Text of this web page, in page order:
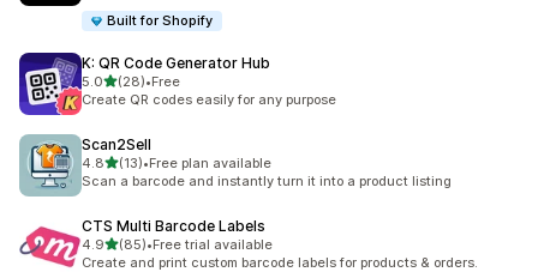
Built for Shopify
K: QR Code Generator Hub
5.0별 5개 중
(28)
총 리뷰 28개
•Free
Create QR codes easily for any purpose
Scan2Sell
4.8별 5개 중
(13)
총 리뷰 13개
•Free plan available
Scan a barcode and instantly turn it into a product listing
CTS Multi Barcode Labels
4.9별 5개 중
(85)
총 리뷰 85개
•Free trial available
Create and print custom barcode labels for products & orders.